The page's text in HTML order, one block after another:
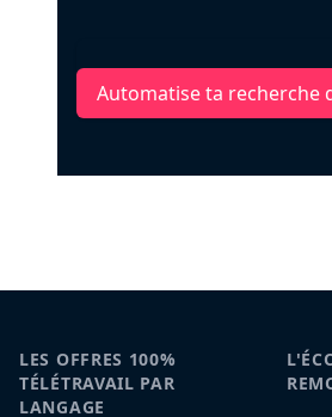
Automatise ta recherche
LES OFFRES 100%
TÉLÉTRAVAIL PAR
LANGAGE